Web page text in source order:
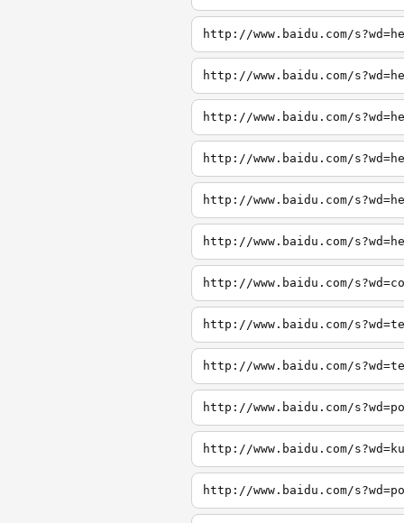
http://www.baidu.com/
http://www.baidu.com/
http://www.baidu.com/
http://www.baidu.com/
http://www.baidu.com/
http://www.baidu.com/
http://www.baidu.com/
http://www.baidu.com/
http://www.baidu.com/
http://www.baidu.com/
http://www.baidu.com/
http://www.baidu.com/